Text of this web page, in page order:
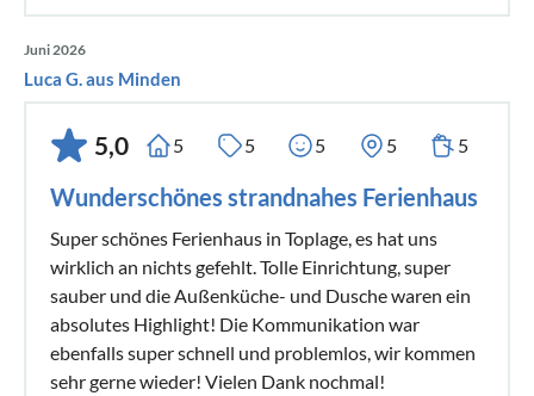
Informationen wie Ausflugsziele, Restauranttipps sowie
Hinweise zu unseren Apartments.
7. Zu guter Letzt freuen wir uns über Ihre Bewertung.
Juni 2026
Luca G. aus Minden
5,0 5 5 5 5 5
Wunderschönes strandnahes Ferienhaus
Super schönes Ferienhaus in Toplage, es hat uns
wirklich an nichts gefehlt. Tolle Einrichtung, super
sauber und die Außenküche- und Dusche waren ein
absolutes Highlight! Die Kommunikation war
ebenfalls super schnell und problemlos, wir kommen
sehr gerne wieder! Vielen Dank nochmal!